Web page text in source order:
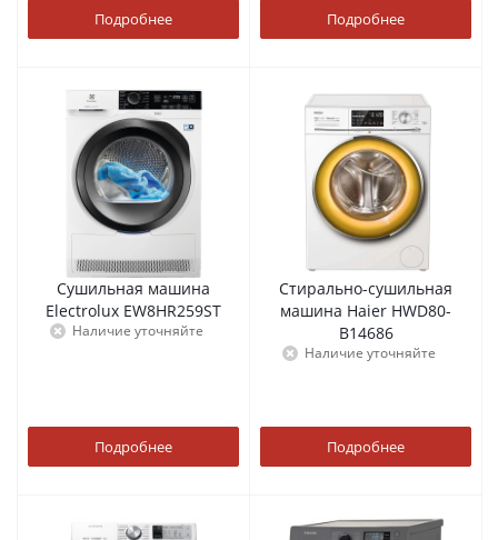
Подробнее Подробнее
Сушильная машина
Electrolux EW8HR259ST
Наличие уточняйте
Подробнее
Стирально-сушильная
машина Haier HWD80-
B14686
Наличие уточняйте
Подробнее